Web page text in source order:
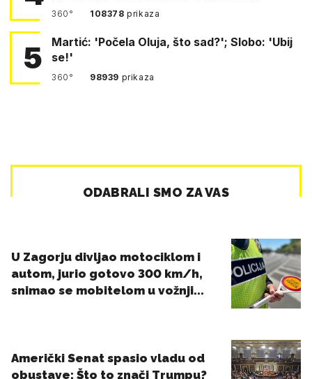
360° 108378prikaza
5
Martić: 'Počela Oluja, što sad?'; Slobo: 'Ubij
se!'
360° 98939 prikaza